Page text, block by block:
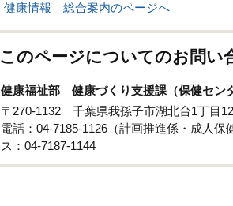
健康情報 総合案内のページへ
このページについてのお問い
健康福祉部 健康づくり支援課（保健セン
〒270-1132 千葉県我孫子市湖北台1丁目
電話：04-7185-1126（計画推進係・成人
ス：04-7187-1144